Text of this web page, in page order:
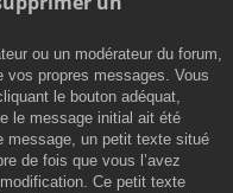
ou un modérateur du forum,
vos propres messages. Vous
le bouton adéquat,
le message initial ait été
message, un petit texte situé
de fois que vous l’avez
Ce petit texte